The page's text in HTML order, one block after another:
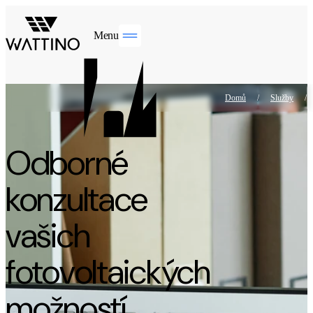
Menu
Domů / Služby /
Odborné
konzultace
vašich
fotovoltaických